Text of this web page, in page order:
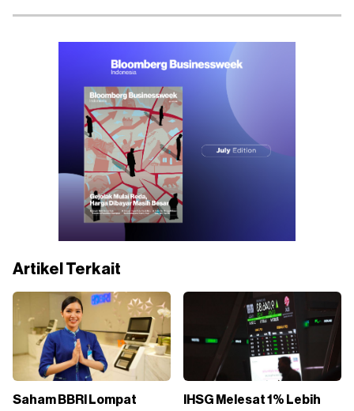
Artikel Terkait
Saham BBRI Lompat
IHSG Melesat 1% Lebih